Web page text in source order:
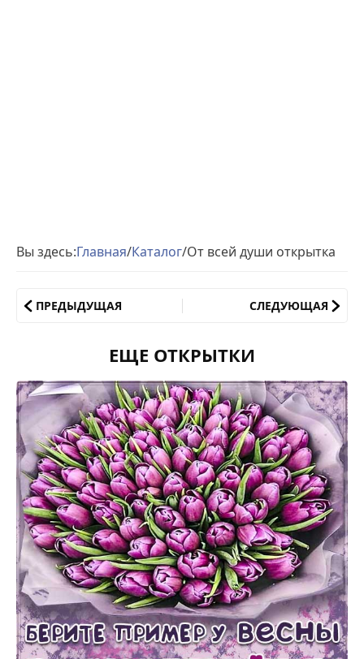
Вы здесь:Главная/Каталог/От всей души открытка
ПРЕДЫДУЩАЯ СЛЕДУЮЩАЯ
ЕЩЕ ОТКРЫТКИ